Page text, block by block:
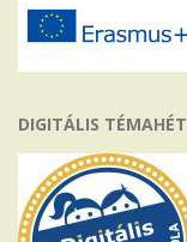
DIGITÁLIS TÉMAHÉT